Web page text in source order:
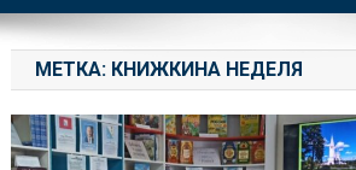
МЕТКА: КНИЖКИНА НЕДЕЛЯ